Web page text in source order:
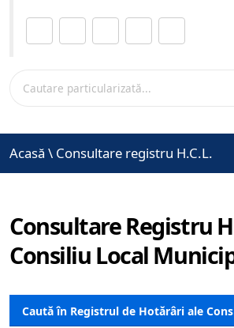
Acasă \ Consultare registru H.C.L.
Consultare Registru
Consiliu Local
Caută în Registrul de Hotărâri ale